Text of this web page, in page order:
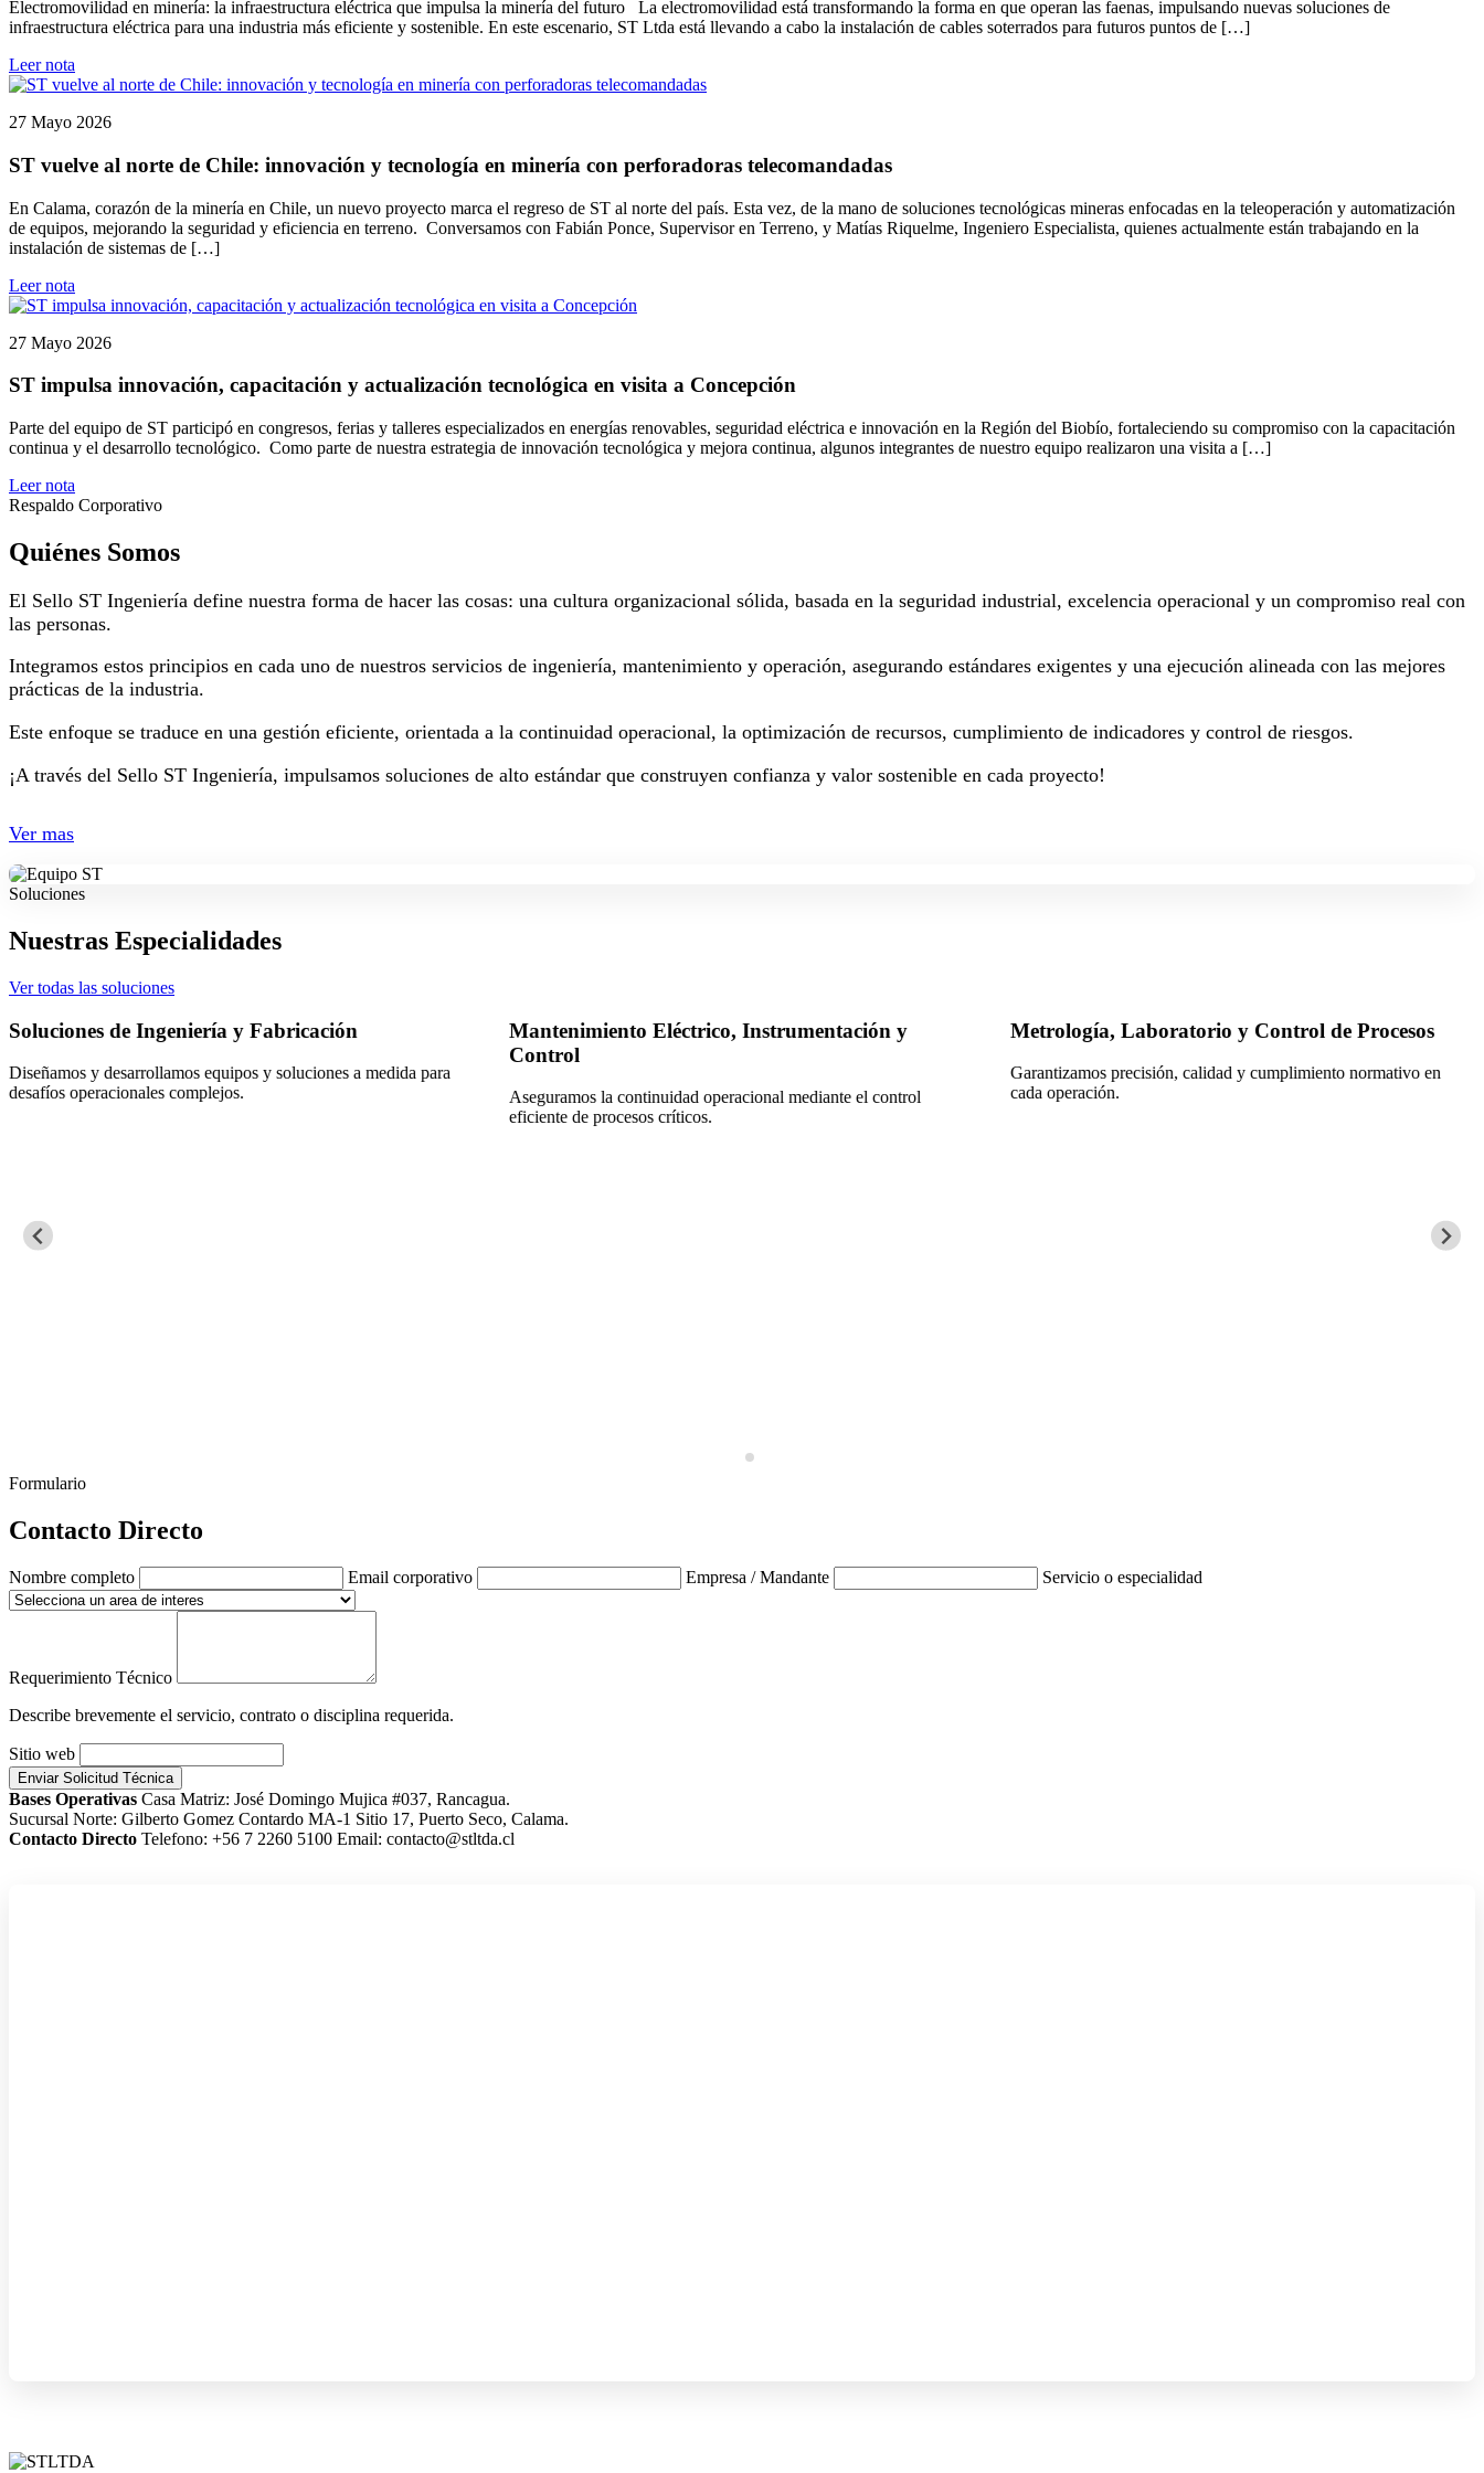
Electromovilidad en minería: la infraestructura eléctrica que impulsa la minería del futuro La electromovilidad está transformando la forma en que operan las faenas, impulsando nuevas soluciones de
infraestructura eléctrica para una industria más eficiente y sostenible. En este escenario, ST Ltda está llevando a cabo la instalación de cables soterrados para futuros puntos de […]
Leer nota
27 Mayo 2026
ST vuelve al norte de Chile: innovación y tecnología en minería con perforadoras telecomandadas
En Calama, corazón de la minería en Chile, un nuevo proyecto marca el regreso de ST al norte del país. Esta vez, de la mano de soluciones tecnológicas mineras enfocadas en la teleoperación y automatización
de equipos, mejorando la seguridad y eficiencia en terreno. Conversamos con Fabián Ponce, Supervisor en Terreno, y Matías Riquelme, Ingeniero Especialista, quienes actualmente están trabajando en la
instalación de sistemas de […]
Leer nota
27 Mayo 2026
ST impulsa innovación, capacitación y actualización tecnológica en visita a Concepción
Parte del equipo de ST participó en congresos, ferias y talleres especializados en energías renovables, seguridad eléctrica e innovación en la Región del Biobío, fortaleciendo su compromiso con la capacitación
continua y el desarrollo tecnológico. Como parte de nuestra estrategia de innovación tecnológica y mejora continua, algunos integrantes de nuestro equipo realizaron una visita a […]
Leer nota
Respaldo Corporativo
Quiénes Somos
El Sello ST Ingeniería define nuestra forma de hacer las cosas: una cultura organizacional sólida, basada en la seguridad industrial, excelencia operacional y un compromiso real con
las personas.
Integramos estos principios en cada uno de nuestros servicios de ingeniería, mantenimiento y operación, asegurando estándares exigentes y una ejecución alineada con las mejores
prácticas de la industria.
Este enfoque se traduce en una gestión eficiente, orientada a la continuidad operacional, la optimización de recursos, cumplimiento de indicadores y control de riesgos.
¡A través del Sello ST Ingeniería, impulsamos soluciones de alto estándar que construyen confianza y valor sostenible en cada proyecto!
Ver mas
Soluciones
Nuestras Especialidades
Ver todas las soluciones
y Fabricación
y soluciones a medida para
Mantenimiento Eléctrico, Instrumentación y
Aseguramos la continuidad operacional mediante el control
Metrología, Laboratorio y Control de Procesos
Garantizamos precisión, calidad y cumplimiento normativo en
cada operación.
Sistemas de
Protegemos a las
Formulario
Contacto Directo
Nombre completo Email corporativo Empresa / Mandante Servicio o especialidad
Requerimiento Técnico
Describe brevemente el servicio, contrato o disciplina requerida.
Sitio web
Enviar Solicitud Técnica
Bases Operativas Casa Matriz: José Domingo Mujica #037, Rancagua.
Sucursal Norte: Gilberto Gomez Contardo MA-1 Sitio 17, Puerto Seco, Calama.
Contacto Directo Telefono: +56 7 2260 5100 Email: contacto@stltda.cl